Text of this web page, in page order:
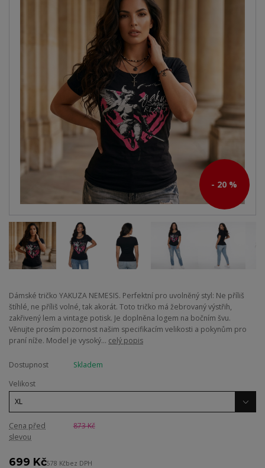
- 20 %
Dámské tričko YAKUZA NEMESIS. Perfektní pro uvolněný styl: Ne příliš
štíhlé, ne příliš volné, tak akorát. Toto tričko má žebrovaný výstřih,
zakřivený lem a vintage potisk. Je doplněna logem na bočním švu.
Věnujte prosím pozornost našim specifikacím velikosti a pokynům pro
praní níže. Model je vysoký... celý popis
Dostupnost
Skladem
Velikost
Cena před
slevou
873 Kč
699 Kč578 Kčbez DPH